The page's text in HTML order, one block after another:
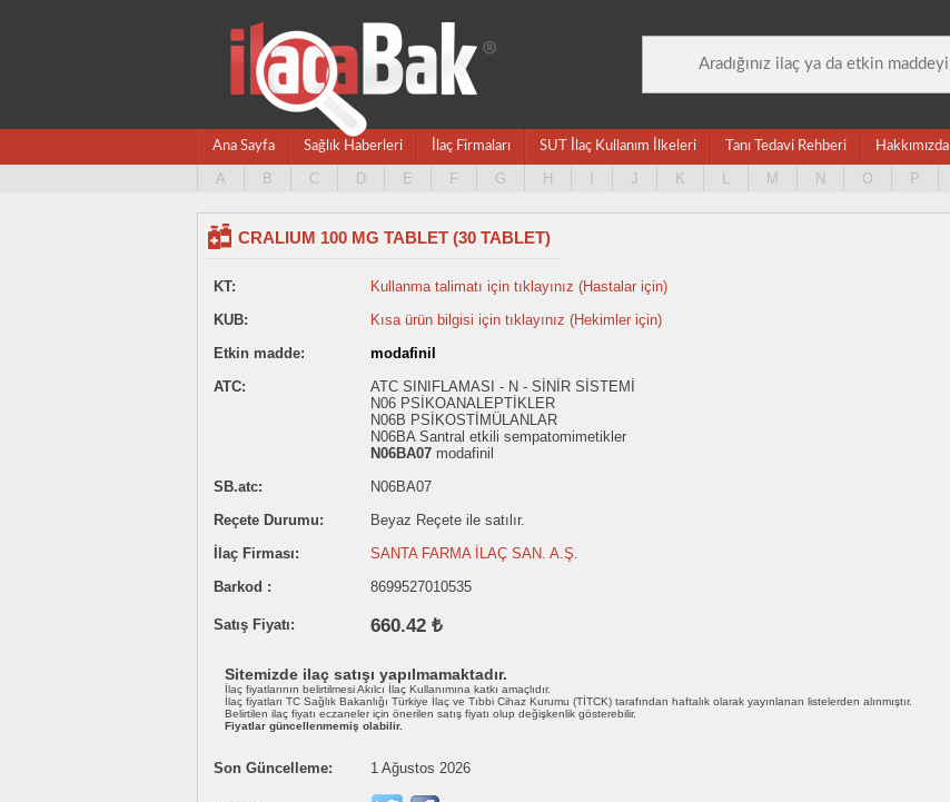
Ana Sayfa Sağlık Haberleri İlaç Firmaları SUT İlaç Kullanım İlkeleri Tanı Tedavi Rehberi Hakkımızda
A B C D E F G H J K L M N O P
CRALIUM 100 MG TABLET (30 TABLET)
KT:
Kullanma talimatı için tıklayınız (Hastalar için)
KUB:
Kısa ürün bilgisi için tıklayınız (Hekimler için)
Etkin madde:
modafinil
ATC:
ATC SINIFLAMASI - N - SİNİR SİSTEMİ
N06 PSİKOANALEPTİKLER
N06B PSİKOSTİMÜLANLAR
N06BA Santral etkili sempatomimetikler
N06BA07 modafinil
SB.atc:
N06BA07
Reçete Durumu:
Beyaz Reçete ile satılır.
İlaç Firması:
SANTA FARMA İLAÇ SAN. A.Ş.
Barkod :
8699527010535
Satış Fiyatı: 660.42 ₺
Sitemizde ilaç satışı yapılmamaktadır.
İlaç fiyatlarının belirtilmesi Akılcı İlaç Kullanımına katkı amaçlıdır.
İlaç fiyatları TC Sağlık Bakanlığı Türkiye İlaç ve Tıbbi Cihaz Kurumu (TİTCK) tarafından haftalık olarak yayınlanan listelerden alınmıştır.
Belirtilen ilaç fiyatı eczaneler için önerilen satış fiyatı olup değişkenlik gösterebilir.
Fiyatlar güncellenmemiş olabilir.
Son Güncelleme: 1 Ağustos 2026